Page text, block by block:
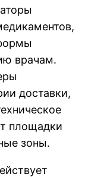
врачам.
доставки,
площадки
зоны.